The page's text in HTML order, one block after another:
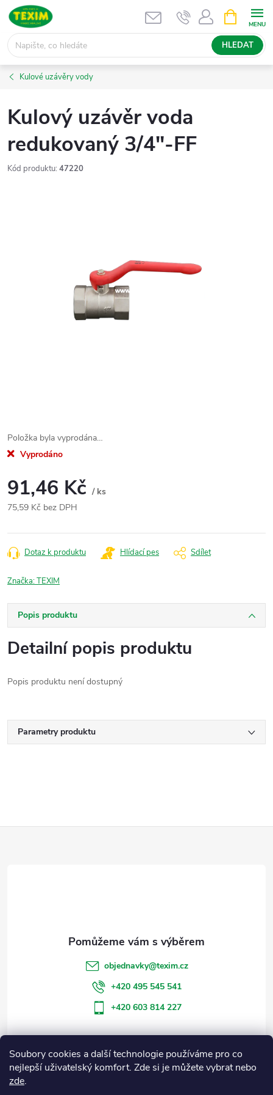
Soubory cookies a další technologie používáme pro co
nejlepší uživatelský komfort. Zde si je můžete vybrat nebo
zde.
Přejít
obsah
HLEDAT
NÁKUPNÍ
KOŠÍK
Kulové uzávěry vody
Kulový uzávěr voda
redukovaný 3/4"-FF
Kód produktu: 47220
Položka byla vyprodána…
Vyprodáno
91,46 Kč / ks
75,59 Kč bez DPH
cena:
Dotaz k produktu Hlídací pes Sdílet
Značka:TEXIM
Popis produktu
Detailní popis produktu
Popis produktu není dostupný
Parametry produktu
Informace pro vás
objednavky@texim.cz
+420 495 545 541
+420 603 814 227